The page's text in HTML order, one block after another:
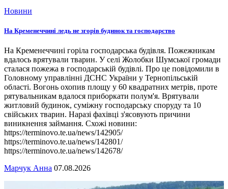
Новини
На Кременеччині ледь не згорів будинок та господарство
На Кременеччині горіла господарська будівля. Пожежникам
вдалось врятували тварин. У селі Жолобки Шумської громади
сталася пожежа в господарській будівлі. Про це повідомили в
Головному управлінні ДСНС України у Тернопільській
області. Вогонь охопив площу у 60 квадратних метрів, проте
рятувальникам вдалося приборкати полум'я. Врятували
житловий будинок, суміжну господарську споруду та 10
свійських тварин. Наразі фахівці з'ясовують причини
виникнення займання. Схожі новини:
https://terminovo.te.ua/news/142905/
https://terminovo.te.ua/news/142801/
https://terminovo.te.ua/news/142678/
Марчук Анна 07.08.2026